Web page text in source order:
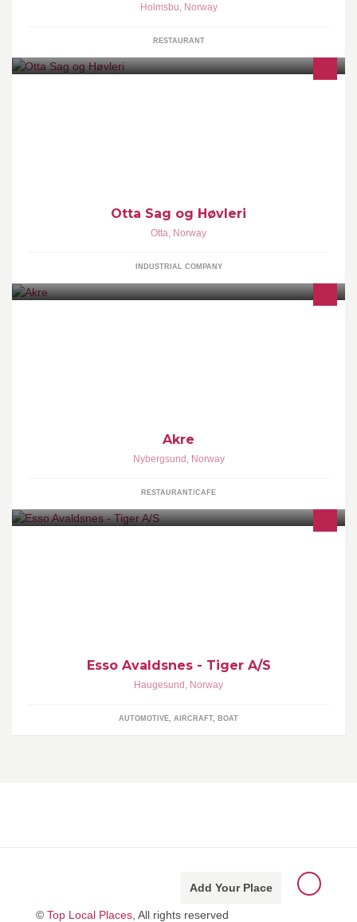
Holmsbu, Norway
RESTAURANT
Otta Sag og Høvleri
Otta, Norway
INDUSTRIAL COMPANY
Akre
Nybergsund , Norway
RESTAURANT/CAFE
Esso Avaldsnes - Tiger A/S
Haugesund , Norway
AUTOMOTIVE, AIRCRAFT, BOAT
Add Your Place
© Top Local Places , All rights reserved